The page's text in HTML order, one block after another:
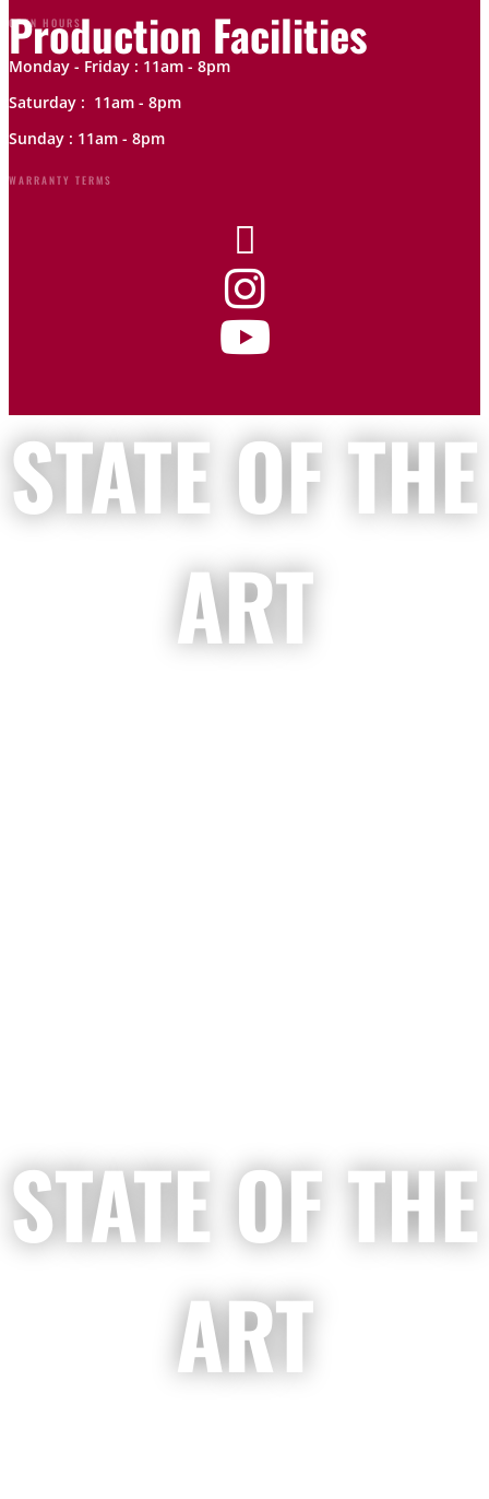
Production Facilities
STATE OF THE
ART
STATE OF THE
ART
OPEN HOURS
Monday - Friday : 11am - 8pm
Saturday : 11am - 8pm
Sunday : 11am - 8pm
WARRANTY TERMS


